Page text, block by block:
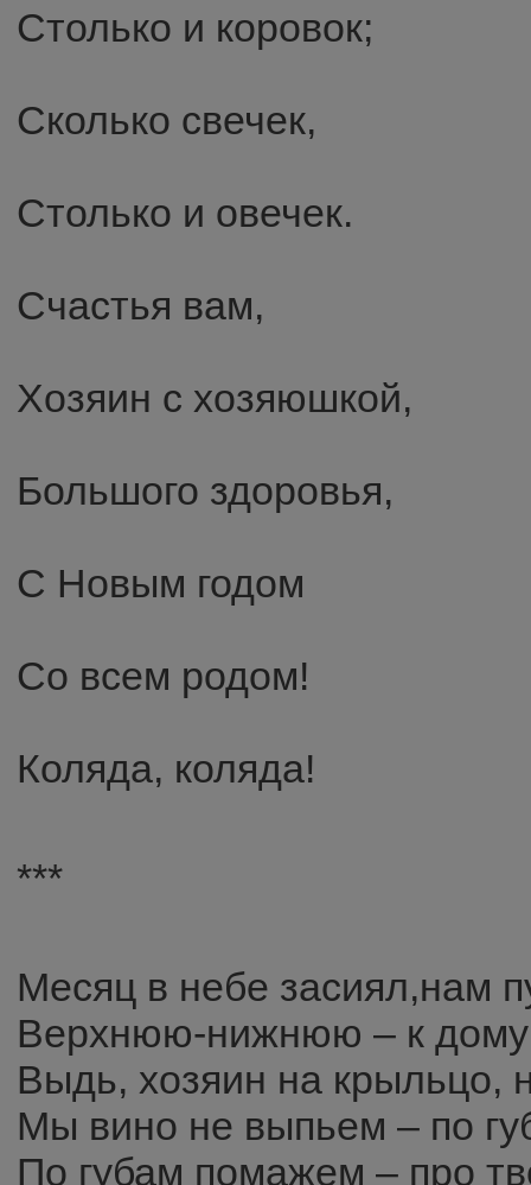
Столько и коровок;
Сколько свечек,
Столько и овечек.
Счастья вам,
Хозяин с хозяюшкой,
Большого здоровья,
С Новым годом
Со всем родом!
Коляда, коляда!
***
Месяц в небе засиял,нам
Верхнюю-нижнюю – к
Выдь, хозяин на крыльцо,
Мы вино не выпьем – по
По губам помажем – про